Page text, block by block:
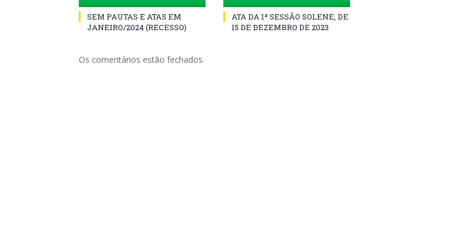
SEM PAUTAS E ATAS EM
JANEIRO/2024 (RECESSO)
ATA DA 1ª SESSÃO SOLENE, DE
15 DE DEZEMBRO DE 2023
Os comentários estão fechados.